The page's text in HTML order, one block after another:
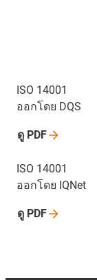
ISO 14001
ออกโดย DQS
ดู PDF
ISO 14001
ออกโดย IQNet
ดู PDF